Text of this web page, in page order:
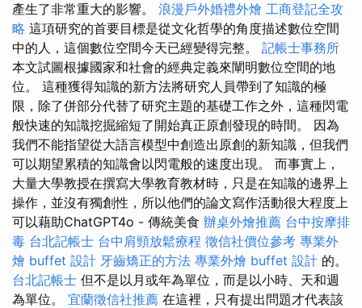
產生了非常重大的影響。 浪漫戶外婚禮外燴 工商登記全攻
略 這項研究的首要目標是從文化哲學的角度描述數位空間
中的人，這個數位空間今天已經變得完整。 記帳士事務所
本文試圖根據國家和社會的經典定義來闡明數位空間的地
位。 這種獲得知識的新方法將研究人員帶到了知識的極
限，除了併部分代替了研究主題的基礎工作之外，這種閃電
般快速的知識挖掘縮短了開始真正原創發現的時間。 因為
我們不能指望從大語言模型中創造出原創的新知識，但我們
可以期望累積的知識會以閃電般的速度出現。 而事實上，
大量大學教授在撰寫大學教育教材時，只是在知識的邊界上
操作，並沒有獨創性，所以他們的論文寫作活動很大程度上
可以藉助ChatGPT4o - 傳統美食 辦桌外燴推薦 台中按摩排
毒 台北記帳士 台中肩頸放鬆療程 徵信社價位參考 專業外
燴 buffet 設計 牙齒矯正的方法 專業外燴 buffet 設計 的。
台北記帳士 但不是以月或年為單位，而是以小時、天和週
為單位。 宜蘭徵信社推薦 在這裡，只有提出問題才代表該